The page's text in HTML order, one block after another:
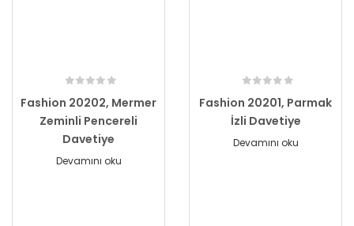
Fashion 20202, Mermer
Zeminli Pencereli
Davetiye
Devamını oku
Fashion 20201, Parmak
İzli Davetiye
Devamını oku